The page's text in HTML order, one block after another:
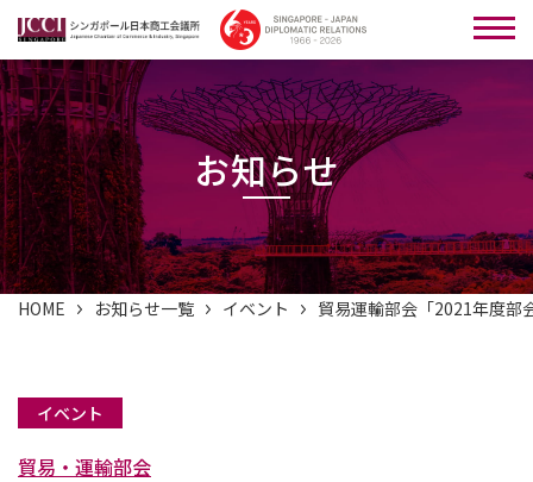
お知らせ
HOME お知らせ一覧 イベント 貿易運輸部会「2021年度部
イベント
貿易・運輸部会